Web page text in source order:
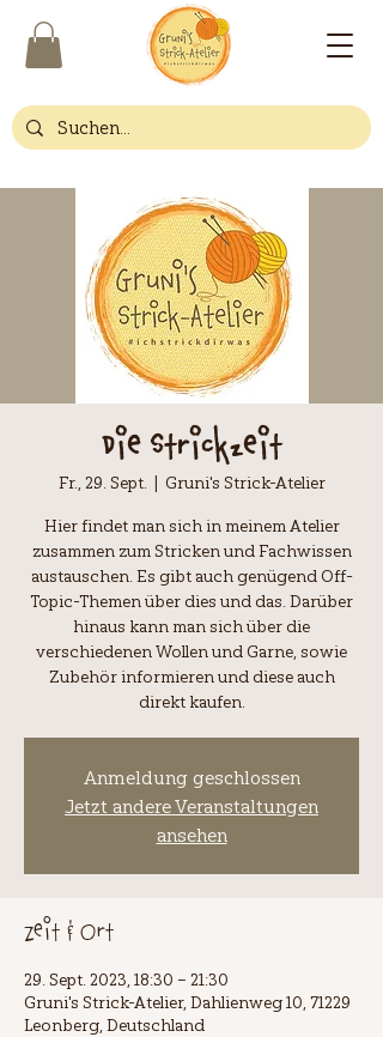
Die Strickzeit
Fr., 29. Sept.
  |
Gruni's Strick-Atelier
Hier findet man sich in meinem Atelier
zusammen zum Stricken und Fachwissen
austauschen. Es gibt auch genügend Off-
Topic-Themen über dies und das. Darüber
hinaus kann man sich über die
verschiedenen Wollen und Garne, sowie
Zubehör informieren und diese auch
direkt kaufen.
Anmeldung geschlossen
Jetzt andere Veranstaltungen
ansehen
Zeit & Ort
29. Sept. 2023, 18:30 – 21:30
Gruni's Strick-Atelier, Dahlienweg 10, 71229
Leonberg, Deutschland